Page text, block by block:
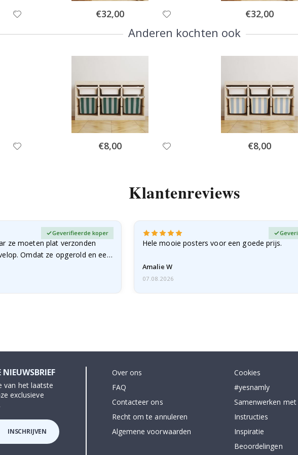
Special
Price
€32,00 Special
Price
€32,00
Anderen kochten ook
Special
Price
€8,00 Special
Price
€8,00
Klantenreviews
ze moeten plat verzonden
Omdat ze opgerold en een
Geverifieerde koper
Hele mooie posters voor een goede prijs.
Amalie W
07.08.2026
van het laatste
exclusieve
INSCHRIJVEN
Over ons
FAQ
Contacteer ons
Recht om te annuleren
Algemene voorwaarden
Cookies
#yesnamly
Samenwerken met
Instructies
Inspiratie
Beoordelingen